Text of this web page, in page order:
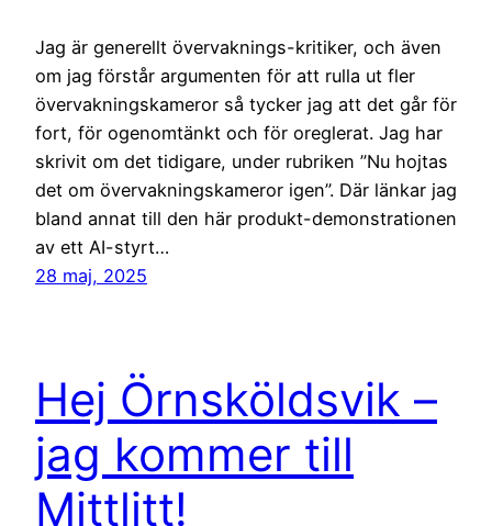
Jag är generellt övervaknings-kritiker, och även
om jag förstår argumenten för att rulla ut fler
övervakningskameror så tycker jag att det går för
fort, för ogenomtänkt och för oreglerat. Jag har
skrivit om det tidigare, under rubriken ”Nu hojtas
det om övervakningskameror igen”. Där länkar jag
bland annat till den här produkt-demonstrationen
av ett AI-styrt…
28 maj, 2025
Hej Örnsköldsvik –
jag kommer till
Mittlitt!